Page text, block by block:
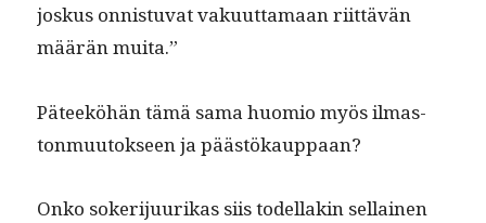
joskus onnis­tu­vat vaku­ut­ta­maan riit­tävän
määrän muita.”
Päteeköhän tämä sama huomio myös ilmas­
ton­muu­tok­seen ja päästökauppaan?
Onko sok­er­i­ju­urikas siis todel­lakin sel­l­ainen